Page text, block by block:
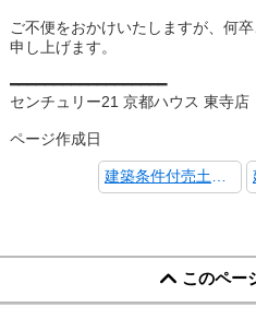
ご不便をおかけいたしますが、何
申し上げます。
━━━━━━━━━━━━━━━━━━
センチュリー21 京都ハウス 東寺店
ページ作成日
このペー